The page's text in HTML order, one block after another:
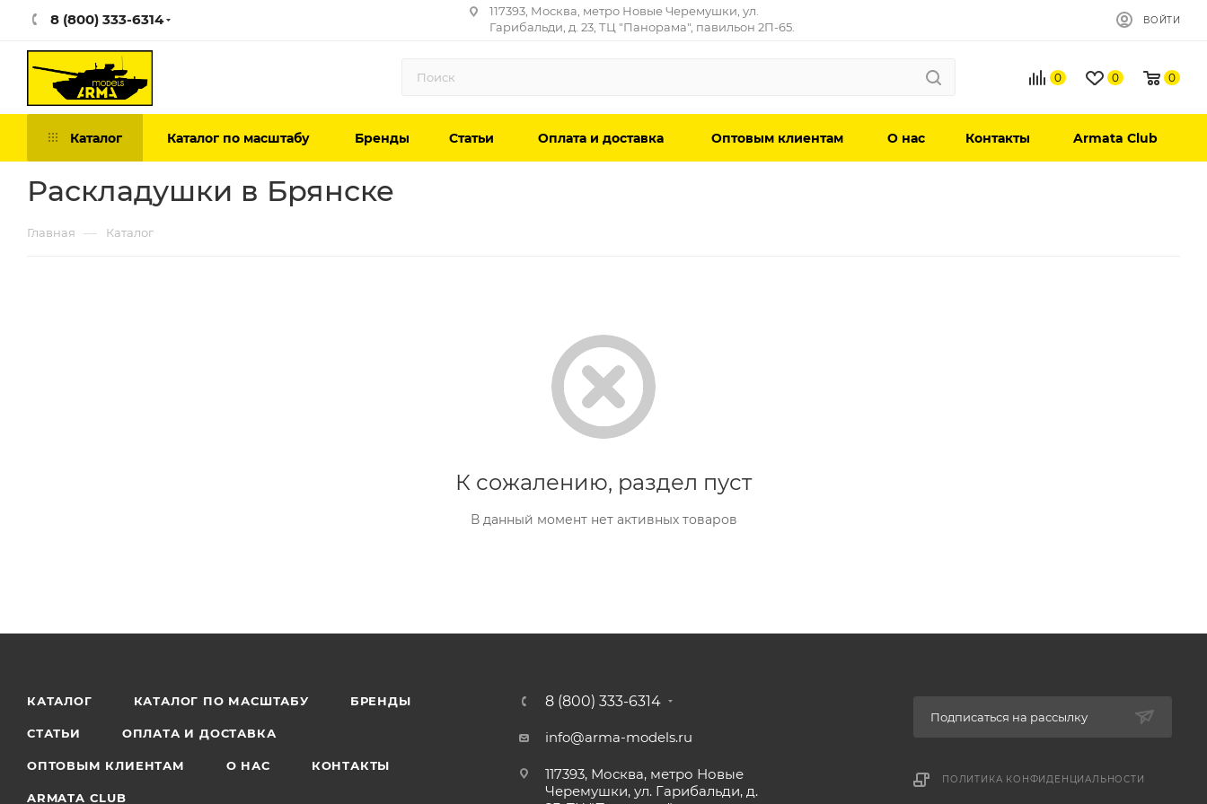
8 (800) 333-6314
117393, Москва, метро Новые Черемушки, ул.
Гарибальди, д. 23, ТЦ "Панорама", павильон 2П-65.
ВОЙТИ
0 0 0
Каталог Каталог по масштабу Бренды Статьи Оплата и доставка Оптовым клиентам О нас Контакты Armata Club
Раскладушки в Брянске
Главная — Каталог
К сожалению, раздел пуст
В данный момент нет активных товаров
КАТАЛОГ КАТАЛОГ ПО МАСШТАБУ БРЕНДЫ
СТАТЬИ ОПЛАТА И ДОСТАВКА
ОПТОВЫМ КЛИЕНТАМ О НАС КОНТАКТЫ
ARMATA CLUB
8 (800) 333-6314
info@arma-models.ru
117393, Москва, метро Новые
Черемушки, ул. Гарибальди, д.
Подписаться на рассылку
ПОЛИТИКА КОНФИДЕНЦИАЛЬНОСТИ